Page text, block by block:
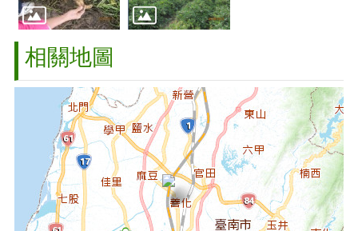
相關地圖